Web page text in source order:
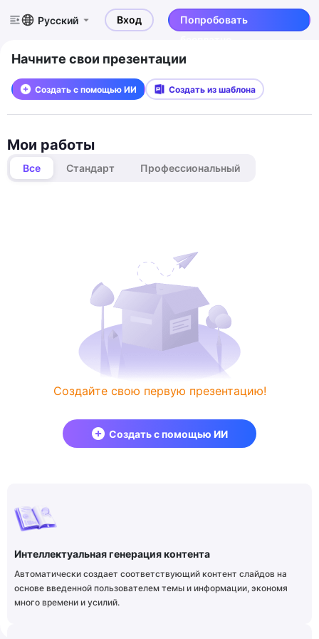
Русский Вход
Попробовать
Начните свои презентации
Создать с помощью ИИ Создать из шаблона
Мои работы
Все Стандарт Профессиональный
Создайте свою первую презентацию!
Создать с помощью ИИ
Интеллектуальная генерация контента
Автоматически создает соответствующий контент слайдов на
основе введенной пользователем темы и информации, экономя
много времени и усилий.